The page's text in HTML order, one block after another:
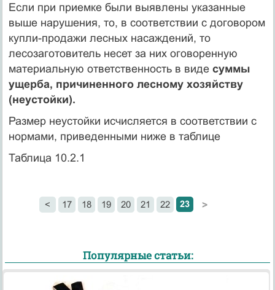
Если при приемке были выявлены указанные
выше нарушения, то, в соответствии с договором
купли-продажи лесных насаждений, то
лесозаготовитель несет за них оговоренную
материальную ответственность в виде суммы
ущерба, причиненного лесному хозяйству
(неустойки).
Размер неустойки исчисляется в соответствии с
нормами, приведенными ниже в таблице
Таблица 10.2.1
< 17 18 19 20 21 22 23 >
Популярные статьи: